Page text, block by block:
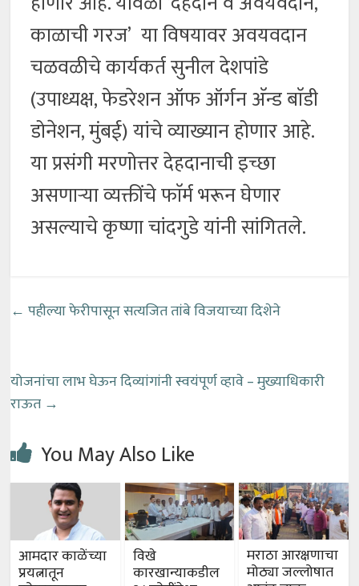
काळाची गरज’ या विषयावर अवयवदान
चळवळीचे कार्यकर्त सुनील देशपांडे
(उपाध्यक्ष, फेडरेशन ऑफ ऑर्गन अ‍ॅन्ड बाॅडी
डोनेशन, मुंबई) यांचे व्याख्यान होणार आहे.
या प्रसंगी मरणोत्तर देहदानाची इच्छा
असणाऱ्या व्यक्तींचे फाॅर्म भरून घेणार
असल्याचे कृष्णा चांदगुडे यांनी सांगितले.
← पहील्या फेरीपासून सत्यजित तांबे विजयाच्या दिशेने
योजनांचा लाभ घेऊन दिव्यांगांनी स्वयंपूर्ण व्हावे – मुख्याधिकारी
राऊत →
You May Also Like
आमदार काळेंच्या
प्रयत्नातून
विखे
कारखान्याकडील
मराठा आरक्षणाचा
मोठ्या जल्लोषात